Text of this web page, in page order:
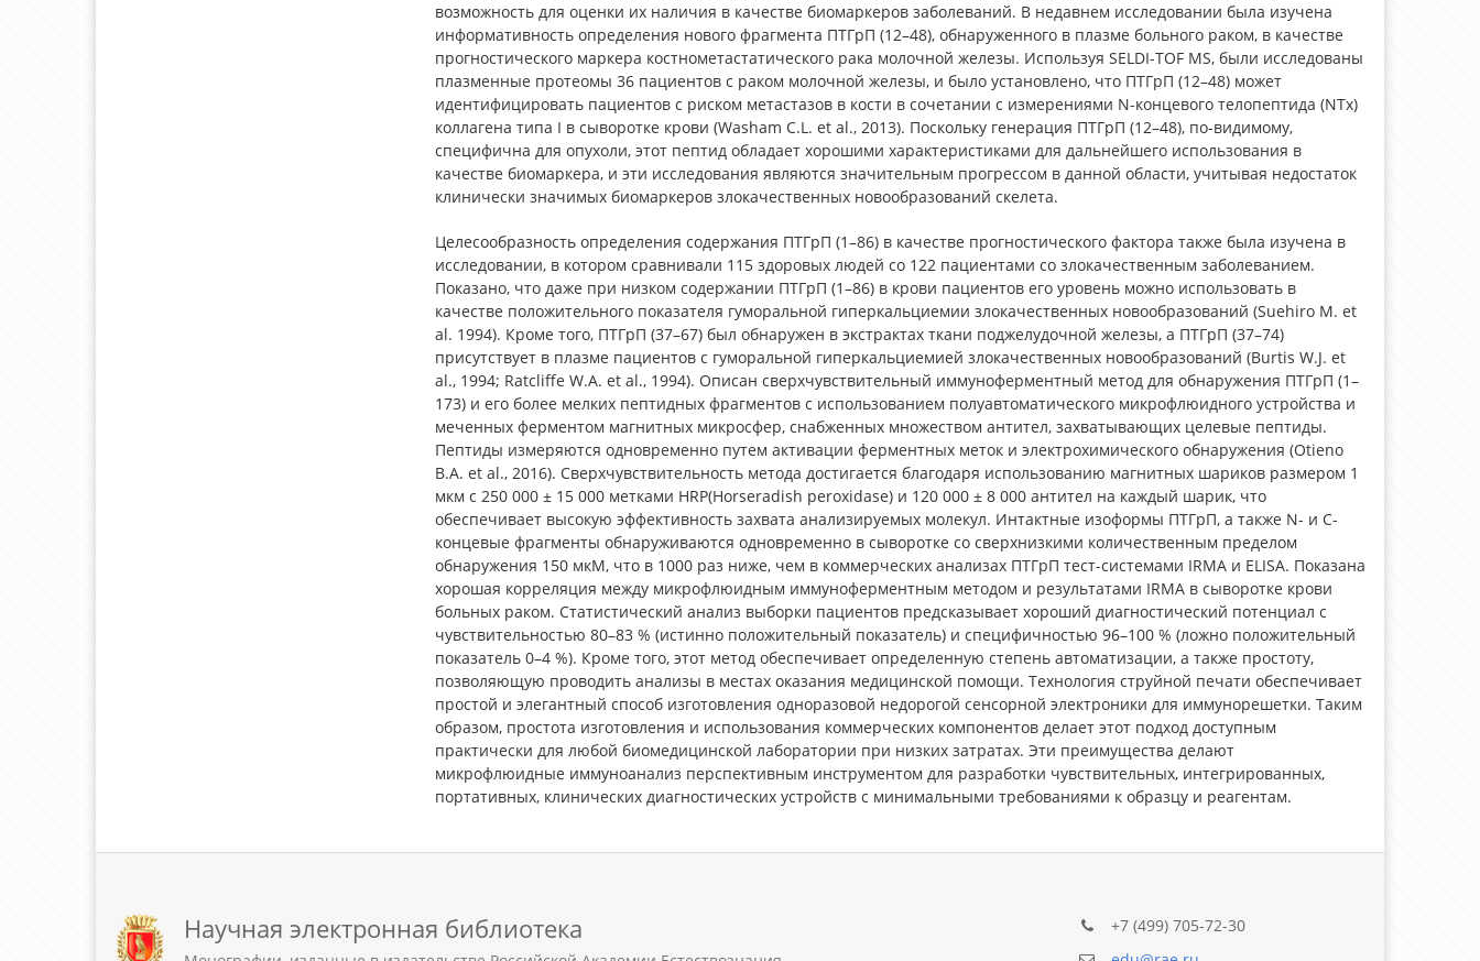
возможность для оценки их наличия в качестве биомаркеров заболеваний. В недавнем исследовании была изучена
информативность определения нового фрагмента ПТГрП (12–48), обнаруженного в плазме больного раком, в качестве
прогностического маркера костнометастатического рака молочной железы. Используя SELDI-TOF MS, были исследованы
плазменные протеомы 36 пациентов с раком молочной железы, и было установлено, что ПТГрП (12–48) может
идентифицировать пациентов с риском метастазов в кости в сочетании с измерениями N-концевого телопептида (NTx)
коллагена типа I в сыворотке крови (Washam C.L. et al., 2013). Поскольку генерация ПТГрП (12–48), по-видимому,
специфична для опухоли, этот пептид обладает хорошими характеристиками для дальнейшего использования в
качестве биомаркера, и эти исследования являются значительным прогрессом в данной области, учитывая недостаток
клинически значимых биомаркеров злокачественных новообразований скелета.
Целесообразность определения содержания ПТГрП (1–86) в качестве прогностического фактора также была изучена в
исследовании, в котором сравнивали 115 здоровых людей со 122 пациентами со злокачественным заболеванием.
Показано, что даже при низком содержании ПТГрП (1–86) в крови пациентов его уровень можно использовать в
качестве положительного показателя гуморальной гиперкальциемии злокачественных новообразований (Suehiro M. et
al. 1994). Кроме того, ПТГрП (37–67) был обнаружен в экстрактах ткани поджелудочной железы, а ПТГрП (37–74)
присутствует в плазме пациентов с гуморальной гиперкальциемией злокачественных новообразований (Burtis W.J. et
al., 1994; Ratcliffe W.A. et al., 1994). Описан сверхчувствительный иммуноферментный метод для обнаружения ПТГрП (1–
173) и его более мелких пептидных фрагментов с использованием полуавтоматического микрофлюидного устройства и
меченных ферментом магнитных микросфер, снабженных множеством антител, захватывающих целевые пептиды.
Пептиды измеряются одновременно путем активации ферментных меток и электрохимического обнаружения (Otieno
B.A. et al., 2016). Сверхчувствительность метода достигается благодаря использованию магнитных шариков размером 1
мкм с 250 000 ± 15 000 метками HRP(Horseradish peroxidase) и 120 000 ± 8 000 антител на каждый шарик, что
обеспечивает высокую эффективность захвата анализируемых молекул. Интактные изоформы ПТГрП, а также N- и C-
концевые фрагменты обнаруживаются одновременно в сыворотке со сверхнизкими количественным пределом
обнаружения 150 мкМ, что в 1000 раз ниже, чем в коммерческих анализах ПТГрП тест-системами IRMA и ELISA. Показана
хорошая корреляция между микрофлюидным иммуноферментным методом и результатами IRMA в сыворотке крови
больных раком. Статистический анализ выборки пациентов предсказывает хороший диагностический потенциал с
чувствительностью 80–83 % (истинно положительный показатель) и специфичностью 96–100 % (ложно положительный
показатель 0–4 %). Кроме того, этот метод обеспечивает определенную степень автоматизации, а также простоту,
позволяющую проводить анализы в местах оказания медицинской помощи. Технология струйной печати обеспечивает
простой и элегантный способ изготовления одноразовой недорогой сенсорной электроники для иммунорешетки. Таким
образом, простота изготовления и использования коммерческих компонентов делает этот подход доступным
практически для любой биомедицинской лаборатории при низких затратах. Эти преимущества делают
микрофлюидные иммуноанализ перспективным инструментом для разработки чувствительных, интегрированных,
портативных, клинических диагностических устройств с минимальными требованиями к образцу и реагентам.
Научная электронная библиотека
+7 (499) 705-72-30